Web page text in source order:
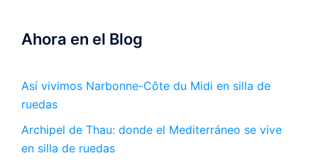
Ahora en el Blog
Así vivimos Narbonne-Côte du Midi en silla de
ruedas
Archipel de Thau: donde el Mediterráneo se vive
en silla de ruedas